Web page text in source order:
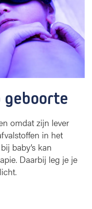
e
n
e
f
o
t
o
h
e
r
a
p
i
e
geboorte
omdat zijn lever
in het
baby’s kan
Daarbij leg je je